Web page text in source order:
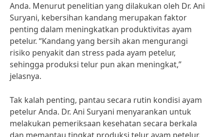
Anda. Menurut penelitian yang dilakukan oleh Dr. Ani
Suryani, kebersihan kandang merupakan faktor
penting dalam meningkatkan produktivitas ayam
petelur. “Kandang yang bersih akan mengurangi
risiko penyakit dan stress pada ayam petelur,
sehingga produksi telur pun akan meningkat,”
jelasnya.
Tak kalah penting, pantau secara rutin kondisi ayam
petelur Anda. Dr. Ani Suryani menyarankan untuk
melakukan pemeriksaan kesehatan secara berkala